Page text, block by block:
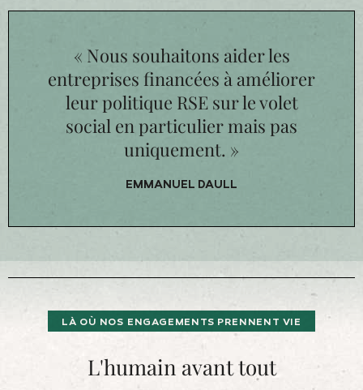
« Nous souhaitons aider les
entreprises financées à améliorer
leur politique RSE sur le volet
social en particulier mais pas
uniquement. »
EMMANUEL DAULL
LÀ OÙ NOS ENGAGEMENTS PRENNENT VIE
L'humain avant tout